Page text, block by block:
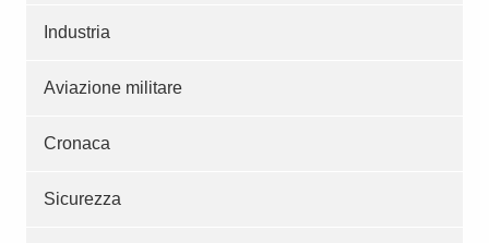
Industria
Aviazione militare
Cronaca
Sicurezza